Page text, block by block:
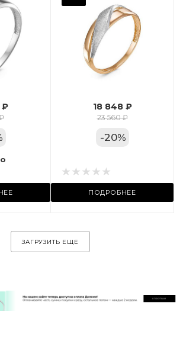
₽
11А
18 848 ₽
23 560 ₽
-20%
ПОДРОБНЕЕ
ЗАГРУЗИТЬ ЕЩЕ